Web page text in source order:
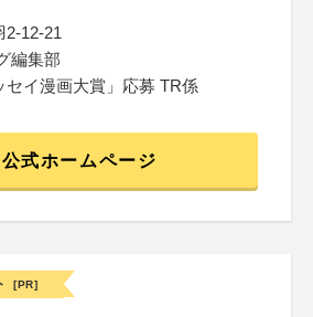
2-12-21
編集部
セイ漫画大賞」応募 TR係
公式ホームページ
[PR]